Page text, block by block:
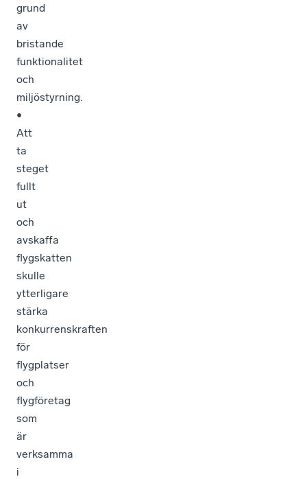
grund
av
bristande
funktionalitet
och
miljöstyrning.
•
Att
ta
steget
fullt
ut
och
avskaffa
flygskatten
skulle
ytterligare
stärka
konkurrenskraften
för
flygplatser
och
flygföretag
som
är
verksamma
i